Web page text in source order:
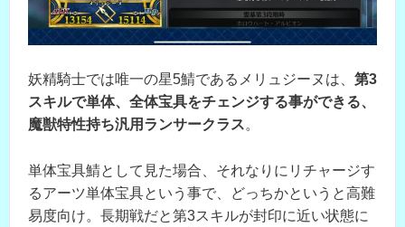
妖精騎士では唯一の星5鯖であるメリュジーヌは、 第3
スキルで単体、全体宝具をチェンジする事ができる、
魔獣特性持ち汎用ランサークラス。
単体宝具鯖として見た場合、それなりにリチャージす
るアーツ単体宝具という事で、どっちかというと高難
易度向け。長期戦だと第3スキルが封印に近い状態に